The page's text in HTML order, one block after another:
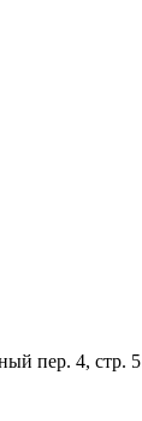
пер. 4, стр. 5